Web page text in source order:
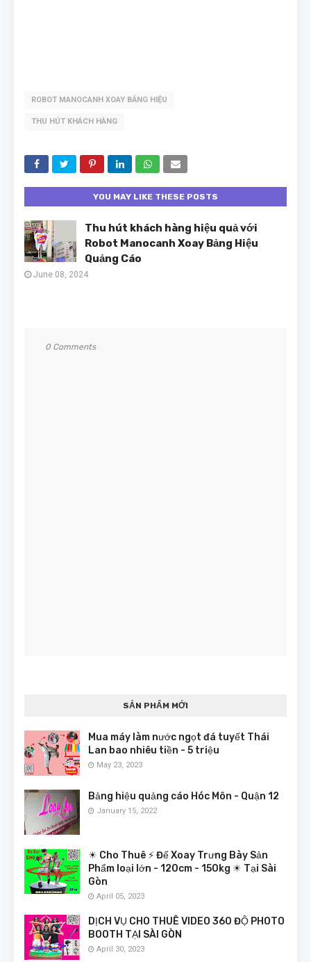
ROBOT MANOCANH XOAY BẢNG HIỆU
THU HÚT KHÁCH HÀNG
YOU MAY LIKE THESE POSTS
Thu hút khách hàng hiệu quả với
Robot Manocanh Xoay Bảng Hiệu
Quảng Cáo
June 08, 2024
0 Comments
SẢN PHẨM MỚI
Mua máy làm nước ngọt đá tuyết Thái
Lan bao nhiêu tiền - 5 triệu
May 23, 2023
Bảng hiệu quảng cáo Hóc Môn - Quận 12
January 15, 2022
☀ Cho Thuê ⚡ Đế Xoay Trưng Bày Sản
Phẩm loại lớn - 120cm - 150kg ☀ Tại Sài
Gòn
April 05, 2023
DỊCH VỤ CHO THUÊ VIDEO 360 ĐỘ PHOTO
BOOTH TẠI SÀI GÒN
April 30, 2023